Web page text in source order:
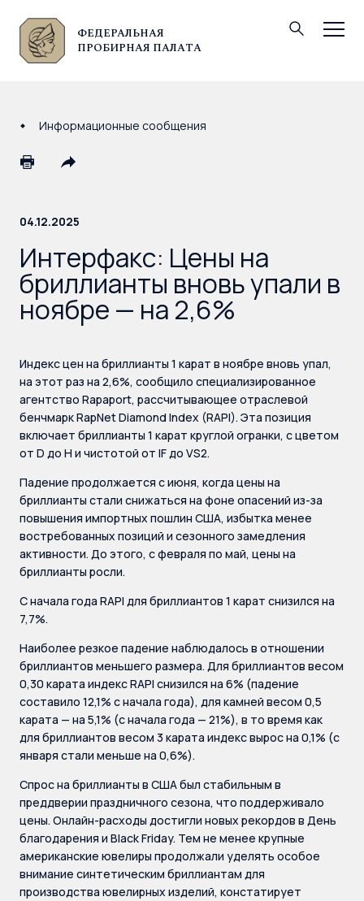
ФЕДЕРАЛЬНАЯ
ПРОБИРНАЯ ПАЛАТА
© Федеральная пробирная палата, 2026
Информационные сообщения
04.12.2025
Интерфакс: Цены на
бриллианты вновь упали в
ноябре — на 2,6%
Индекс цен на бриллианты 1 карат в ноябре вновь упал,
на этот раз на 2,6%, сообщило специализированное
агентство Rapaport, рассчитывающее отраслевой
бенчмарк RapNet Diamond Index (RAPI). Эта позиция
включает бриллианты 1 карат круглой огранки, с цветом
от D до H и чистотой от IF до VS2.
Падение продолжается с июня, когда цены на
бриллианты стали снижаться на фоне опасений из-за
повышения импортных пошлин США, избытка менее
востребованных позиций и сезонного замедления
активности. До этого, с февраля по май, цены на
бриллианты росли.
С начала года RAPI для бриллиантов 1 карат снизился на
7,7%.
Наиболее резкое падение наблюдалось в отношении
бриллиантов меньшего размера. Для бриллиантов весом
0,30 карата индекс RAPI снизился на 6% (падение
составило 12,1% с начала года), для камней весом 0,5
карата — на 5,1% (с начала года — 21%), в то время как
для бриллиантов весом 3 карата индекс вырос на 0,1% (с
января стали меньше на 0,6%).
Спрос на бриллианты в США был стабильным в
преддверии праздничного сезона, что поддерживало
цены. Онлайн-расходы достигли новых рекордов в День
благодарения и Black Friday. Тем не менее крупные
американские ювелиры продолжали уделять особое
внимание синтетическим бриллиантам для
производства ювелирных изделий, констатирует